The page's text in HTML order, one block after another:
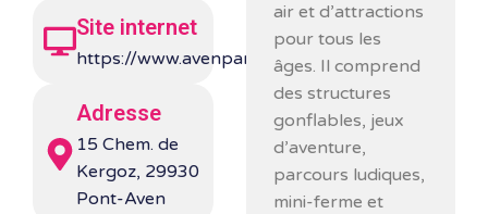
Site internet
https://www.avenparc.com/
Adresse
15 Chem. de
Kergoz, 29930
Pont-Aven
air et d’attractions
pour tous les
âges. Il comprend
des structures
gonflables, jeux
d’aventure,
parcours ludiques,
mini-ferme et